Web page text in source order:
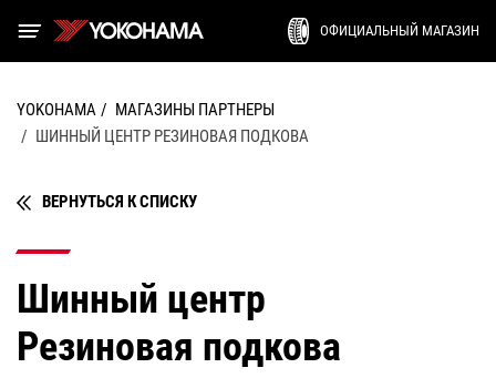
ОФИЦИАЛЬНЫЙ МАГАЗИН
YOKOHAMA
МАГАЗИНЫ ПАРТНЕРЫ
ШИННЫЙ ЦЕНТР РЕЗИНОВАЯ ПОДКОВА
ВЕРНУТЬСЯ К СПИСКУ
Шинный центр
Резиновая подкова